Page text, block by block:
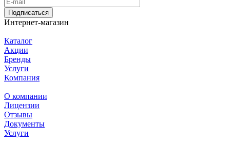
Подписаться
Интернет-магазин
Каталог
Акции
Бренды
Услуги
Компания
О компании
Лицензии
Отзывы
Документы
Услуги